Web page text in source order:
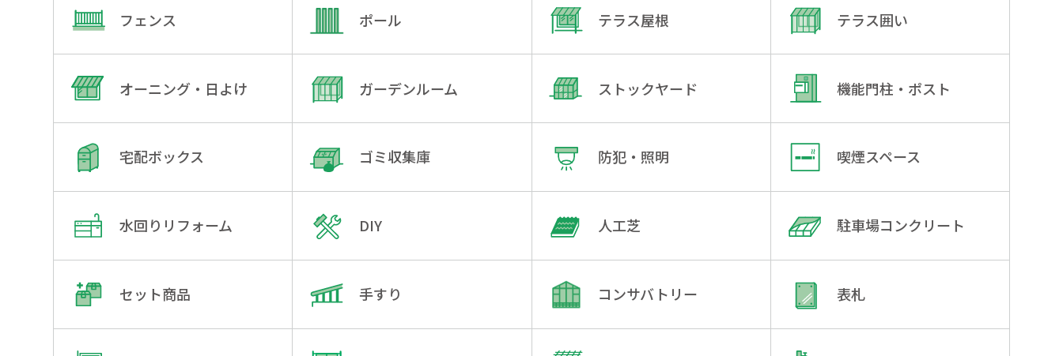
フェンス ポール テラス屋根 テラス囲い
オーニング・日よけ ガーデンルーム ストックヤード 機能門柱・ポスト
宅配ボックス ゴミ収集庫 防犯・照明 喫煙スペース
水回りリフォーム DIY 人工芝 駐車場コンクリート
セット商品 手すり コンサバトリー 表札